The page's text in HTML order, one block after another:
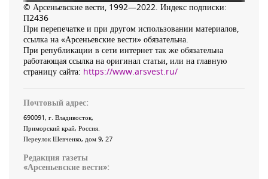
© Арсеньевские вести, 1992—2022. Индекс подписки:
П2436
При перепечатке и при другом использовании материалов,
ссылка на «Арсеньевские вести» обязательна.
При републикации в сети интернет так же обязательна
работающая ссылка на оригинал статьи, или на главную
страницу сайта: https://www.arsvest.ru/
Почтовый адрес:
690091, г. Владивосток,
Приморский край, Россия
Переулок Шевченко, дом 9, 27
Редакция газеты
«Арсеньевские вести»: